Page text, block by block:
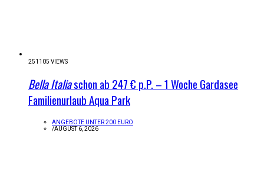
251105 VIEWS
Bella Italiaschon ab 247 € p.P. – 1 Woche Gardasee
Familienurlaub Aqua Park
ANGEBOTE UNTER 200 EURO
/AUGUST 6, 2026